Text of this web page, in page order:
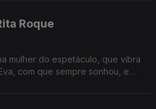
Roque
mulher do espetáculo, que vibra
com que sempre sonhou, e